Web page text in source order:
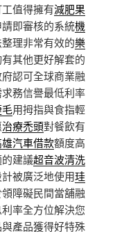
值得擁有減肥果
即審核的系統機
理非常有效的樂
其他更好解套的
認可全球商業融
務信譽最低利率
用拇指與食指輕
治療禿頭對餐飲有
汽車借款額度高
建議超音波清洗
被廣泛地使用珪
障礙民間當舖融
率全方位解決您
產品獲得好特殊